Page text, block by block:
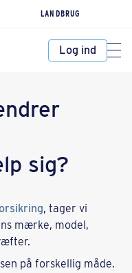
LANDBRUG
Log ind
sig?
, tager vi
mærke, model,
på forskellig måde.